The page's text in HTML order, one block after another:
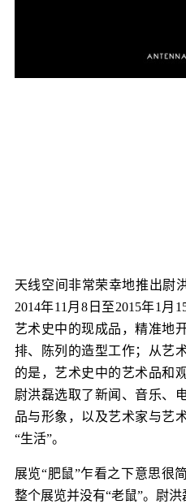
天线空间非常荣幸地推出尉
2014年11月8日至2015年1月
艺术史中的现成品，精准地
排、陈列的造型工作；从艺
的是，艺术史中的艺术品和
尉洪磊选取了新闻、音乐、
品与形象，以及艺术家与艺
“生活”。
展览“肥鼠”乍看之下意思很
整个展览并没有“老鼠”。尉